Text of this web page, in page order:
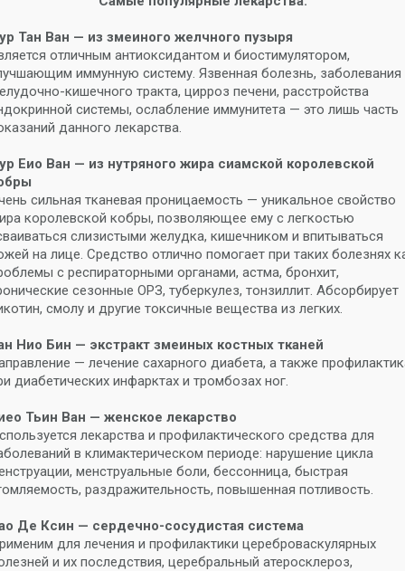
Тан Ван — из змеиного желчного пузыря
отличным антиоксидантом и биостимулятором,
иммунную систему. Язвенная болезнь, заболевания
кишечного тракта, цирроз печени, расстройства
системы, ослабление иммунитета — это лишь часть
данного лекарства.
Еио Ван — из нутряного жира сиамской королевской
сильная тканевая проницаемость — уникальное свойство
королевской кобры, позволяющее ему с легкостью
слизистыми желудка, кишечником и впитываться
на лице. Средство отлично помогает при таких болезнях
с респираторными органами, астма, бронхит,
сезонные ОРЗ, туберкулез, тонзиллит. Абсорбирует
смолу и другие токсичные вещества из легких.
Нио Бин — экстракт змеиных костных тканей
— лечение сахарного диабета, а также
диабетических инфарктах и тромбозах ног.
Тьин Ван — женское лекарство
лекарства и профилактического средства для
в климактерическом периоде: нарушение цикла
менструальные боли, бессонница, быстрая
раздражительность, повышенная потливость.
Де Ксин — сердечно-сосудистая система
для лечения и профилактики цереброваскулярных
и их последствия, церебральный атеросклероз,